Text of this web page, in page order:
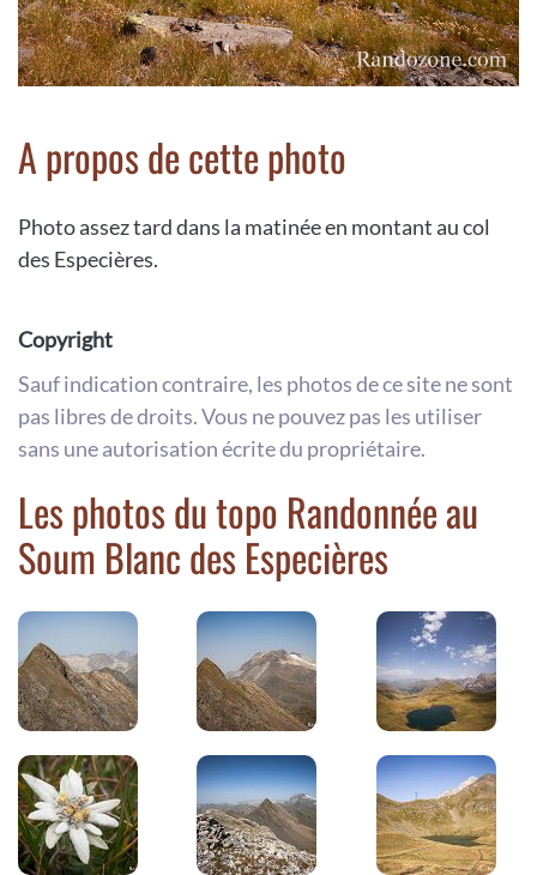
A propos de cette photo
Photo assez tard dans la matinée en montant au col
des Especières.
Copyright
Sauf indication contraire, les photos de ce site ne sont
pas libres de droits. Vous ne pouvez pas les utiliser
sans une autorisation écrite du propriétaire.
Les photos du topo Randonnée au
Soum Blanc des Especières